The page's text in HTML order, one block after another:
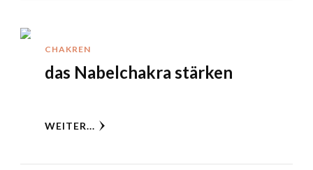
CHAKREN
das Nabelchakra stärken
WEITER...